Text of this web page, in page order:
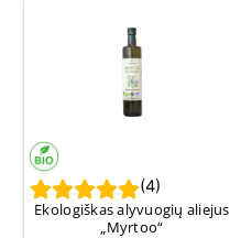
(4)
Ekologiškas alyvuogių aliejus
„Myrtoo“